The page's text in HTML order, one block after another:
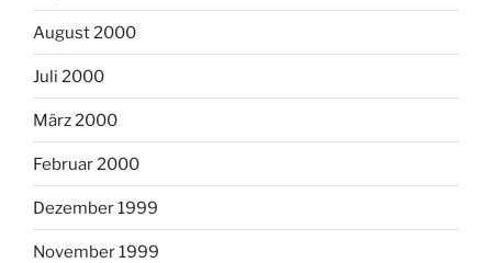
August 2000
Juli 2000
März 2000
Februar 2000
Dezember 1999
November 1999